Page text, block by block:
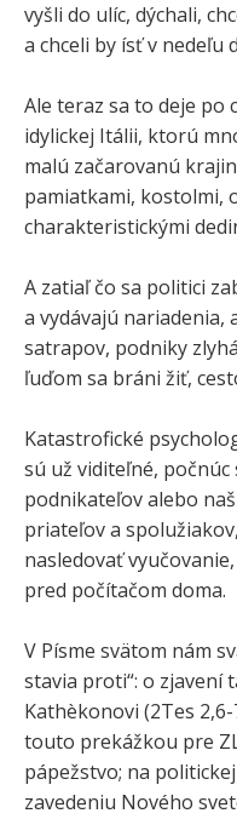
vyšli do ulíc, dýchali,
a chceli by ísť v nedeľu
Ale teraz sa to deje po
idylickej Itálii, ktorú
malú začarovanú
pamiatkami, kostolmi,
charakteristickými
A zatiaľ čo sa politici
a vydávajú nariadenia,
satrapov, podniky
ľuďom sa bráni žiť,
Katastrofické
sú už viditeľné,
podnikateľov alebo
priateľov a
nasledovať
pred počítačom doma.
V Písme svätom nám
stavia proti“: o zjavení
Kathèkonovi (2Tes
touto prekážkou pre
pápežstvo; na
zavedeniu Nového